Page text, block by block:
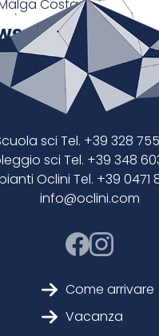
Costa
sci Tel. +39 328
sci Tel. +39 348
Oclini Tel. +39 0471
info@oclini.com
Come arrivare
Vacanza